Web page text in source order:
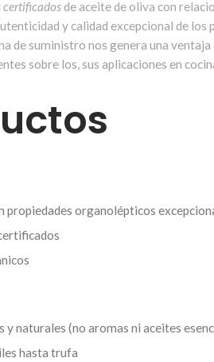
certificados de aceite de oliva con
y calidad excepcional de
de suministro nos genera una
sobre los, sus aplicaciones en
organolépticos
naturales (no aromas ni aceites
hasta trufa